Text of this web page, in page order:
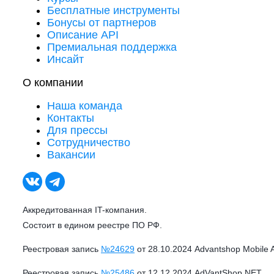
Бесплатные инструменты
Бонусы от партнеров
Описание API
Премиальная поддержка
Инсайт
О компании
Наша команда
Контакты
Для прессы
Сотрудничество
Вакансии
Аккредитованная IT-компания.
Состоит в едином реестре ПО РФ.
Реестровая запись №24629 от 28.10.2024 Advantshop Mobile